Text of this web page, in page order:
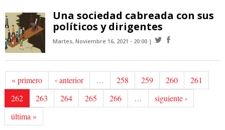
Una sociedad cabreada con sus
políticos y dirigentes
Martes, Noviembre 16, 2021 - 20:00
« primero ‹ anterior … 258 259 260
261
262
263 264 265 266 …
siguiente ›
última »